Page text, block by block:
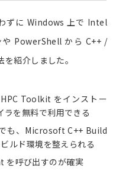
ずに Windows 上で Intel
PowerShell から C++ /
紹介しました。
Toolkit をインストー
を無料で利用できる
も、Microsoft C++ Build
ルド環境を整えられる
を呼び出すのが確実